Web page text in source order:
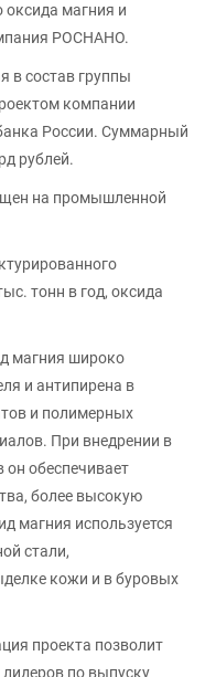
оксида магния и
РОСНАНО.
в состав группы
компании
России. Суммарный
рублей.
на промышленной
тонн в год, оксида
магния широко
и антипирена в
и полимерных
При внедрении в
обеспечивает
более высокую
магния используется
стали,
кожи и в буровых
проекта позволит
по выпуску